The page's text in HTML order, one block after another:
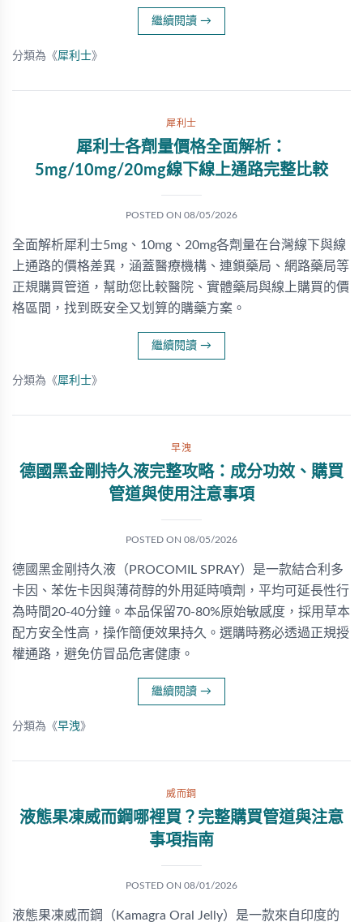
繼續閱讀 →
分類為《犀利士》
犀利士
犀利士各劑量價格全面解析：
5mg/10mg/20mg線下線上通路完整比較
POSTED ON 08/05/2026
全面解析犀利士5mg、10mg、20mg各劑量在台灣線下與線
上通路的價格差異，涵蓋醫療機構、連鎖藥局、網路藥局等
正規購買管道，幫助您比較醫院、實體藥局與線上購買的價
格區間，找到既安全又划算的購藥方案。
繼續閱讀 →
分類為《犀利士》
早洩
德國黑金剛持久液完整攻略：成分功效、購買
管道與使用注意事項
POSTED ON 08/05/2026
德國黑金剛持久液（PROCOMIL SPRAY）是一款結合利多
卡因、苯佐卡因與薄荷醇的外用延時噴劑，平均可延長性行
為時間20-40分鐘。本品保留70-80%原始敏感度，採用草本
配方安全性高，操作簡便效果持久。選購時務必透過正規授
權通路，避免仿冒品危害健康。
繼續閱讀 →
分類為《早洩》
威而鋼
液態果凍威而鋼哪裡買？完整購買管道與注意
事項指南
POSTED ON 08/01/2026
液態果凍威而鋼（Kamagra Oral Jelly）是一款來自印度的